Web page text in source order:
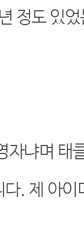
정도 있
냐며 태
. 제 아